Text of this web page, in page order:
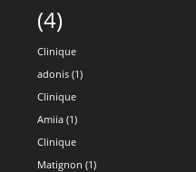
(4)
Clinique
adonis (1)
Clinique
Amiia (1)
Clinique
Matignon (1)